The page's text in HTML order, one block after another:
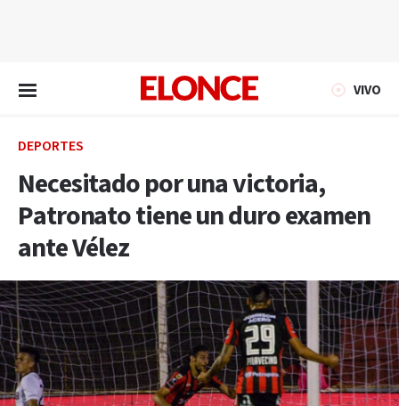
VIVO
DEPORTES
Necesitado por una victoria,
Patronato tiene un duro examen
ante Vélez